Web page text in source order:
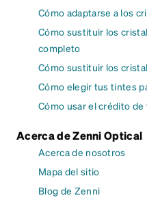
Cómo adaptarse a los
Cómo sustituir los
completo
Cómo sustituir los
Cómo elegir tus tintes
Cómo usar el crédito
Acerca de Zenni Optical
Acerca de nosotros
Mapa del sitio
Blog de Zenni